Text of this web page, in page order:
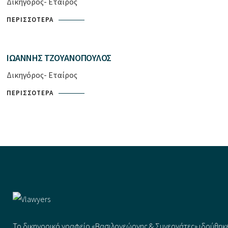
ΠΕΡΙΣΣΌΤΕΡΑ
ΙΩΆΝΝΗΣ ΤΖΟΥΑΝΌΠΟΥΛΟΣ
Δικηγόρος- Εταίρος
ΠΕΡΙΣΣΌΤΕΡΑ
Το δικηγορικό γραφείο «Βασιλογεώργης & Συνεργάτες»